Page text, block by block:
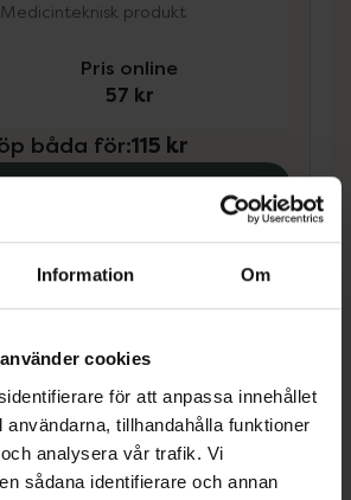
Information Om
cookies
för att anpassa innehållet
användarna, tillhandahålla funktioner
analysera vår trafik. Vi
sådana identifierare och annan
Medicinteknisk produkt
Pris online
57 kr
båda för:115 kr
Köp båda
Dölj
produkt.
garanterar genom
att produkten är
använda och uppfyller
krav.